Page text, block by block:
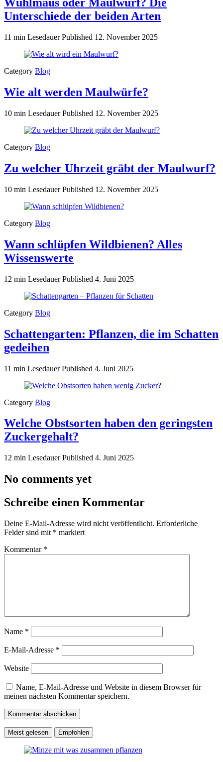
Wühlmaus oder Maulwurf? Die
Unterschiede der beiden Arten
11 min LesedauerPublished 12. November 2025
Category Blog
Wie alt werden Maulwürfe?
10 min LesedauerPublished 12. November 2025
Category Blog
Zu welcher Uhrzeit gräbt der Maulwurf?
10 min LesedauerPublished 12. November 2025
Category Blog
Wann schlüpfen Wildbienen? Alles
Wissenswerte
12 min LesedauerPublished 4. Juni 2025
Category Blog
Schattengarten: Pflanzen, die im Schatten
gedeihen
11 min LesedauerPublished 4. Juni 2025
Category Blog
Welche Obstsorten haben den geringsten
Zuckergehalt?
12 min LesedauerPublished 4. Juni 2025
No comments yet
Schreibe einen Kommentar
Deine E-Mail-Adresse wird nicht veröffentlicht. Erforderliche
Felder sind mit * markiert
Kommentar *
Name *
E-Mail-Adresse *
Website
Name, E-Mail-Adresse und Website in diesem Browser für
meinen nächsten Kommentar speichern.
Meist gelesen Empfohlen